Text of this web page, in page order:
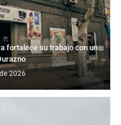
fortalece su trabajo con un
2026